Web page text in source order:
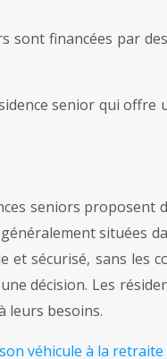
sont financées par
senior qui offre
seniors proposent
situées
et sécurisé, sans les
décision. Les
leurs besoins.
véhicule à la